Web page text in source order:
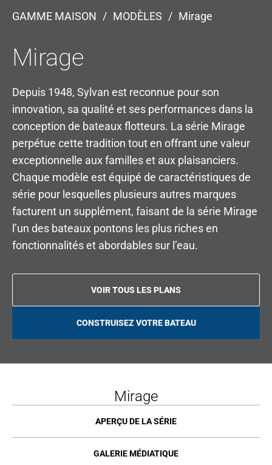
GAMME MAISON / MODÈLES / Mirage
Mirage
Depuis 1948, Sylvan est reconnue pour son
innovation, sa qualité et ses performances dans la
conception de bateaux flotteurs. La série Mirage
perpétue cette tradition tout en offrant une valeur
exceptionnelle aux familles et aux plaisanciers.
Chaque modèle est équipé de caractéristiques de
série pour lesquelles plusieurs autres marques
facturent un supplément, faisant de la série Mirage
l’un des bateaux pontons les plus riches en
fonctionnalités et abordables sur l’eau.
VOIR TOUS LES PLANS
CONSTRUISEZ VOTRE BATEAU
O
N
E
T
B
Mirage
APERÇU DE LA SÉRIE
GALERIE MÉDIATIQUE